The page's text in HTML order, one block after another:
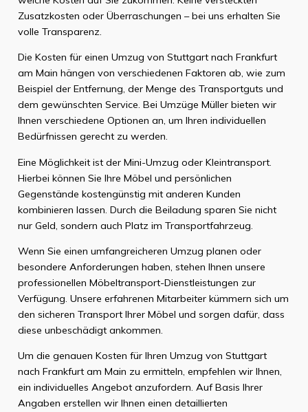
Zusatzkosten oder Überraschungen – bei uns erhalten Sie
volle Transparenz.
Die Kosten für einen Umzug von Stuttgart nach Frankfurt
am Main hängen von verschiedenen Faktoren ab, wie zum
Beispiel der Entfernung, der Menge des Transportguts und
dem gewünschten Service. Bei Umzüge Müller bieten wir
Ihnen verschiedene Optionen an, um Ihren individuellen
Bedürfnissen gerecht zu werden.
Eine Möglichkeit ist der Mini-Umzug oder Kleintransport.
Hierbei können Sie Ihre Möbel und persönlichen
Gegenstände kostengünstig mit anderen Kunden
kombinieren lassen. Durch die Beiladung sparen Sie nicht
nur Geld, sondern auch Platz im Transportfahrzeug.
Wenn Sie einen umfangreicheren Umzug planen oder
besondere Anforderungen haben, stehen Ihnen unsere
professionellen Möbeltransport-Dienstleistungen zur
Verfügung. Unsere erfahrenen Mitarbeiter kümmern sich um
den sicheren Transport Ihrer Möbel und sorgen dafür, dass
diese unbeschädigt ankommen.
Um die genauen Kosten für Ihren Umzug von Stuttgart
nach Frankfurt am Main zu ermitteln, empfehlen wir Ihnen,
ein individuelles Angebot anzufordern. Auf Basis Ihrer
Angaben erstellen wir Ihnen einen detaillierten